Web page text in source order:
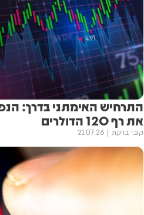
התרחיש האימתני בדרך:
את רף 120 הדולרים
קובי ברקת 21.07.26